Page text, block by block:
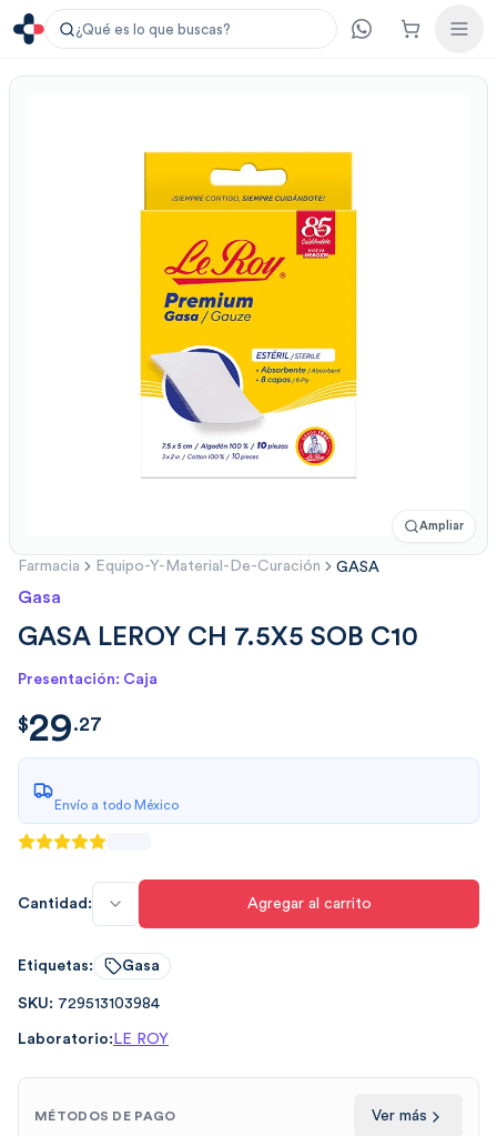
¿Qué es lo que buscas?
Ampliar
Farmacia Equipo-Y-Material-De-Curación GASA
Gasa
GASA LEROY CH 7.5X5 SOB C10
Presentación: Caja
$29.279
$29.27
Envío a todo México
Cantidad: Agregar al carrito
Etiquetas: Gasa
SKU: 729513103984
Laboratorio: LE ROY
MÉTODOS DE PAGO Ver más